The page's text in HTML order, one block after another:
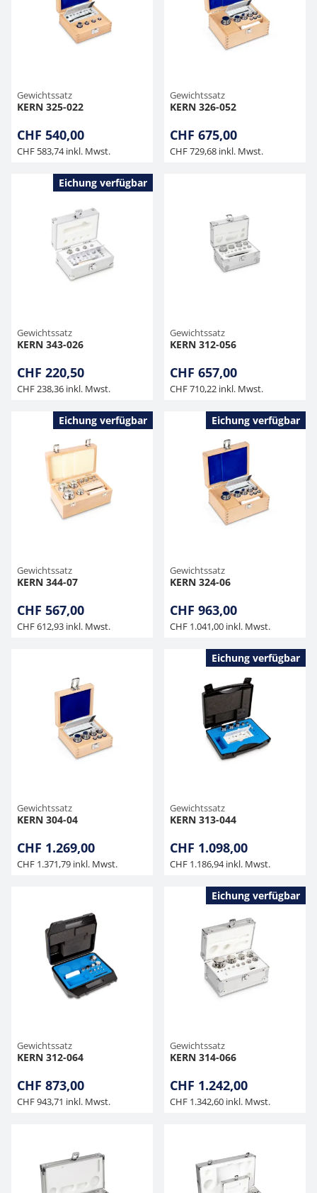
Gewichtssatz
KERN 325-022
CHF 540,00
CHF 583,74 inkl. Mwst.
Gewichtssatz
KERN 326-052
CHF 675,00
CHF 729,68 inkl. Mwst.
Eichung verfügbar
Gewichtssatz
KERN 343-026
CHF 220,50
CHF 238,36 inkl. Mwst.
Gewichtssatz
KERN 312-056
CHF 657,00
CHF 710,22 inkl. Mwst.
Eichung verfügbar
Gewichtssatz
KERN 344-07
CHF 567,00
CHF 612,93 inkl. Mwst.
Eichung verfügbar
Gewichtssatz
KERN 324-06
CHF 963,00
CHF 1.041,00 inkl. Mwst.
Gewichtssatz
KERN 304-04
CHF 1.269,00
CHF 1.371,79 inkl. Mwst.
Eichung verfügbar
Gewichtssatz
KERN 313-044
CHF 1.098,00
CHF 1.186,94 inkl. Mwst.
Gewichtssatz
KERN 312-064
CHF 873,00
CHF 943,71 inkl. Mwst.
Eichung verfügbar
Gewichtssatz
KERN 314-066
CHF 1.242,00
CHF 1.342,60 inkl. Mwst.